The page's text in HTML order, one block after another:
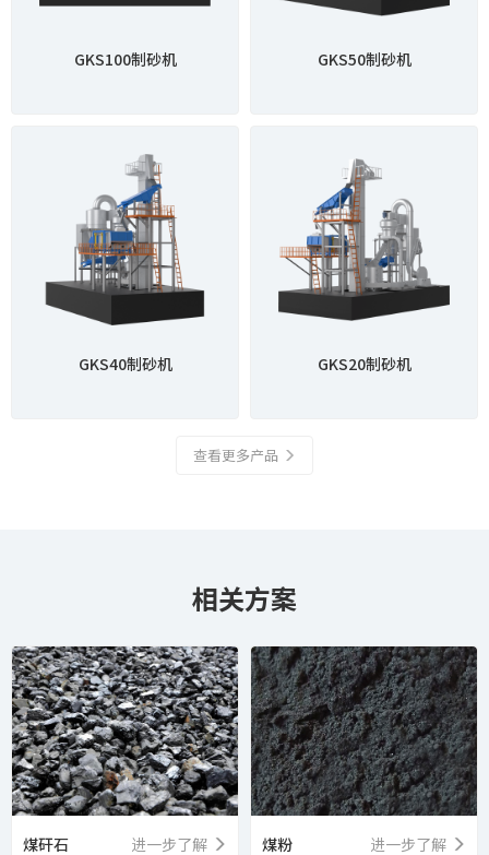
GKS100制砂机 GKS50制砂机
GKS40制砂机 GKS20制砂机
查看更多产品
相关方案
煤矸石 进一步了解 煤粉 进一步了解